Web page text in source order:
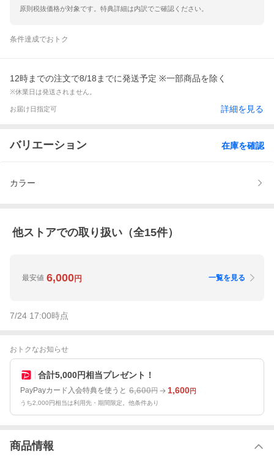
原則税抜価格が対象です。特典詳細は内訳でご確認ください。
条件達成でおトク
12時までの注文で8/18までに発送予定 ※一部商品を除く
※休業日は発送されません。
お届け日指定可 詳細を見る
バリエーション 在庫を確認
カラー
他ストアでの取り扱い（全15件）
最安値 6,000円 一覧を見る
7/24 17:00時点
おトクなお知らせ
合計5,000円相当プレゼント！
PayPayカード入会特典を使うと 6,600円 1,600円
うち2,000円相当は利用先・期間限定。他条件あり
商品情報